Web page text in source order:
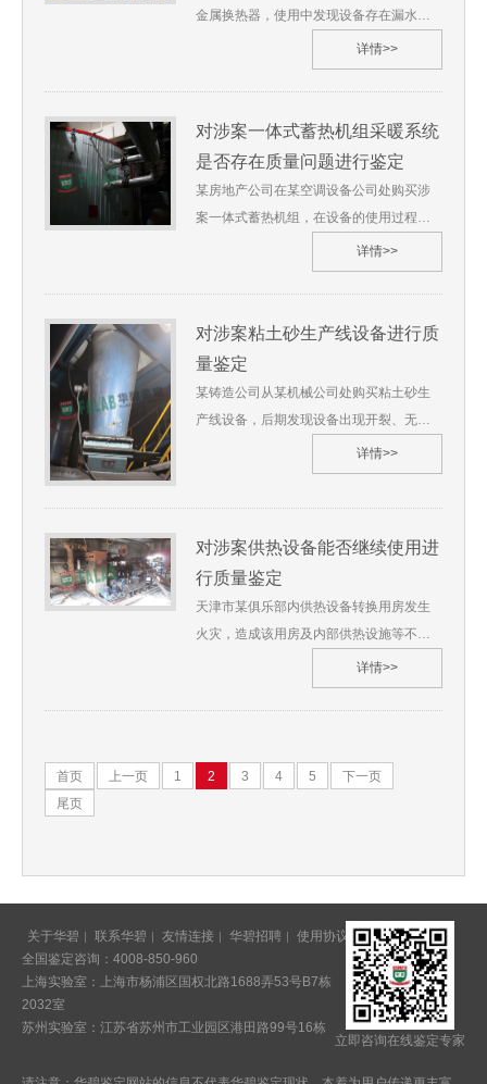
江苏省 6、 鉴定过程（略） 7、 综合分析
金属换热器，使用中发现设备存在漏水、
翅片堵塞、风压不够等问题，企业双方就
产品质量问题向当地法院提起诉讼，法院
立即委托我单位对涉案金属换热器进行质
量鉴定。 苏华碧[2020]技鉴字第**号1、委
托人：河北省某人民法院2、委托鉴定事
《鉴定委托书》（2）《环保项目技术协
议》（3）《烟气降温器总图》（4）《烟
公司河北省 6、 鉴定过程（略） 7、 综合
分析及检验结果（略） 8、 鉴定过程图片
详情>>
对涉案一体式蓄热机组采暖系统
是否存在质量问题进行鉴定
某房地产公司在某空调设备公司处购买涉
案一体式蓄热机组，在设备的使用过程中
收到当地市场监督管理局下达的责令改正
通知书，要求房产公司停止使用无产品质
量检验合格证明的热水锅炉。地产公司就
产品质量问题向法院提起诉讼，法院特委
托我单位对涉案一体式蓄热机组采暖系统
人民法院2、委托鉴定事项：对涉案一体式
蓄热机组采暖系统是否存在质量问题进行
单》、《现场调查物证原始记录单》（3）
《采购及安装项目合同》苏州华碧微科检
测技术有限公司河北省 6、 鉴定过程
（略） 7、 综合分析及检验结果
（略） 8、 鉴定过程图片
详情>>
对涉案粘土砂生产线设备进行质
量鉴定
某铸造公司从某机械公司处购买粘土砂生
产线设备，后期发现设备出现开裂、无安
全防护等问题，该铸造公司质疑涉案粘土
砂生产线不符合相关标准要求，双方引发
行质量鉴定。 沪华碧[2020]技鉴字第**号
1、委托人：湖南省某人民法院2、委托鉴
定事项：对涉案粘土砂生产线设备进行质
量鉴定3、受理日期：2020年10月4、鉴定
材料：（1）《鉴定、审计、评估委托协议
书》（2）《产品购销合同》（3）《铸造
华碧检测技术有限公司湖南省 6、 鉴定过
详情>>
对涉案供热设备能否继续使用进
行质量鉴定
天津市某俱乐部内供热设备转换用房发生
火灾，造成该用房及内部供热设施等不同
程度受损，某公司人员认为涉案2台板式换
热器和2台循环泵，现场反馈换热机组中板
式换热器、循环泵其主体结构还可以使
燃烧已不能继续使用，双方就此引发争
人民法院2、委托鉴定事项：对涉案供热设
备能否继续使用进行质量鉴定3、受理日
期：2020年10月4、鉴定材料：（1）《鉴
定委托书》一份（2）《民事起诉状》一份
（3）《火灾事故认定书》一份5、鉴定地
点：上海华碧检测技术有限公司天
津 6、 鉴定过程（略） 7、 综合分析及检
详情>>
首页 上一页 1 2 3 4 5
下一页
尾页
关于华碧 联系华碧 友情连接 华碧招聘 使用协议
意见反馈
全国鉴定咨询：4008-850-960
上海实验室：上海市杨浦区国权北路1688弄53号B7栋
2032室
苏州实验室：江苏省苏州市工业园区港田路99号16栋
立即咨询在线鉴定专家